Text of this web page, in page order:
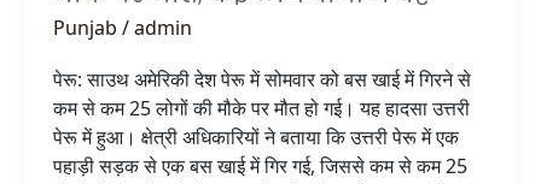
Punjab /admin
पेरू: साउथ अमेरिकी देश पेरू में सोमवार को बस खाई में गिरने से
कम से कम 25 लोगों की मौके पर मौत हो गई। यह हादसा उत्तरी
पेरू में हुआ। क्षेत्री अधिकारियों ने बताया कि उत्तरी पेरू में एक
पहाड़ी सड़क से एक बस खाई में गिर गई, जिससे कम से कम 25
पर
मौत;
कई
लोग
पानी
में
बहे